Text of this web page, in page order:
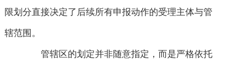
限划分直接决定了后续所有申报动作的受理主体与管
辖范围。
管辖区的划定并非随意指定，而是严格依托